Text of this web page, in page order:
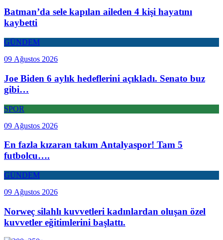
Batman’da sele kapılan aileden 4 kişi hayatını
kaybetti
GÜNDEM
09 Ağustos 2026
Joe Biden 6 aylık hedeflerini açıkladı. Senato buz
gibi…
SPOR
09 Ağustos 2026
En fazla kızaran takım Antalyaspor! Tam 5
futbolcu….
GÜNDEM
09 Ağustos 2026
Norweç silahlı kuvvetleri kadınlardan oluşan özel
kuvvetler eğitimlerini başlattı.